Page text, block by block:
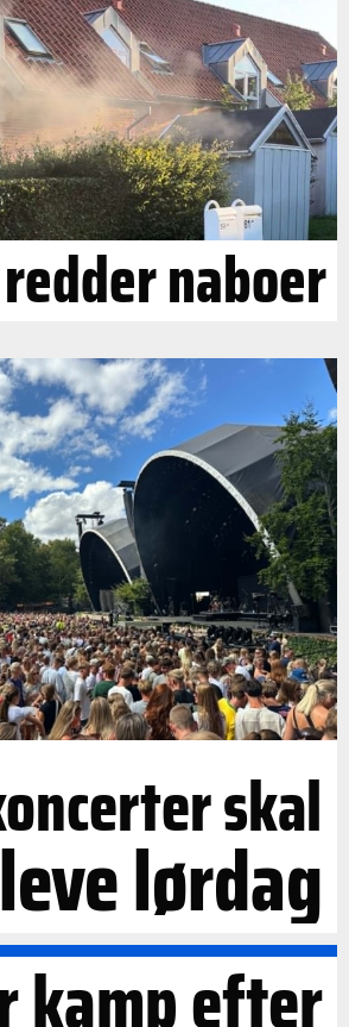
naboer
skal
lørdag
kamp efter